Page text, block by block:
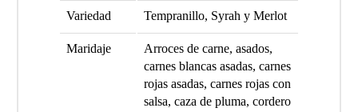
Variedad Tempranillo, Syrah y Merlot
Maridaje
Arroces de carne, asados,
carnes blancas asadas, carnes
rojas asadas, carnes rojas con
salsa, caza de pluma, cordero